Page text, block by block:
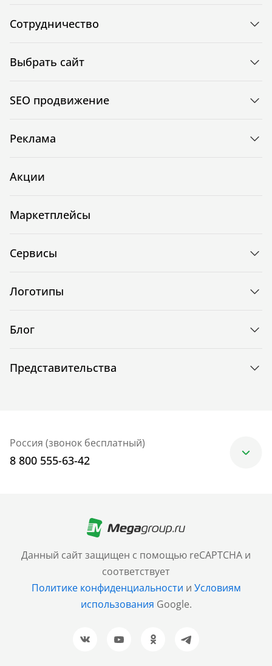
Данный сайт защищен с помощью reCAPTCHA и
соответствует
Политике конфиденциальности и Условиям
использования Google.
Сотрудничество
Выбрать сайт
SEO продвижение
Реклама
Акции
Маркетплейсы
Сервисы
Логотипы
Блог
Представительства
Россия (звонок бесплатный)
8 800 555-63-42
+7 (499) 705-30-10
Санкт-Петербург
+7 (812) 600-77-33
Барнаул
+7 (961) 999-93-93
Новосибирск